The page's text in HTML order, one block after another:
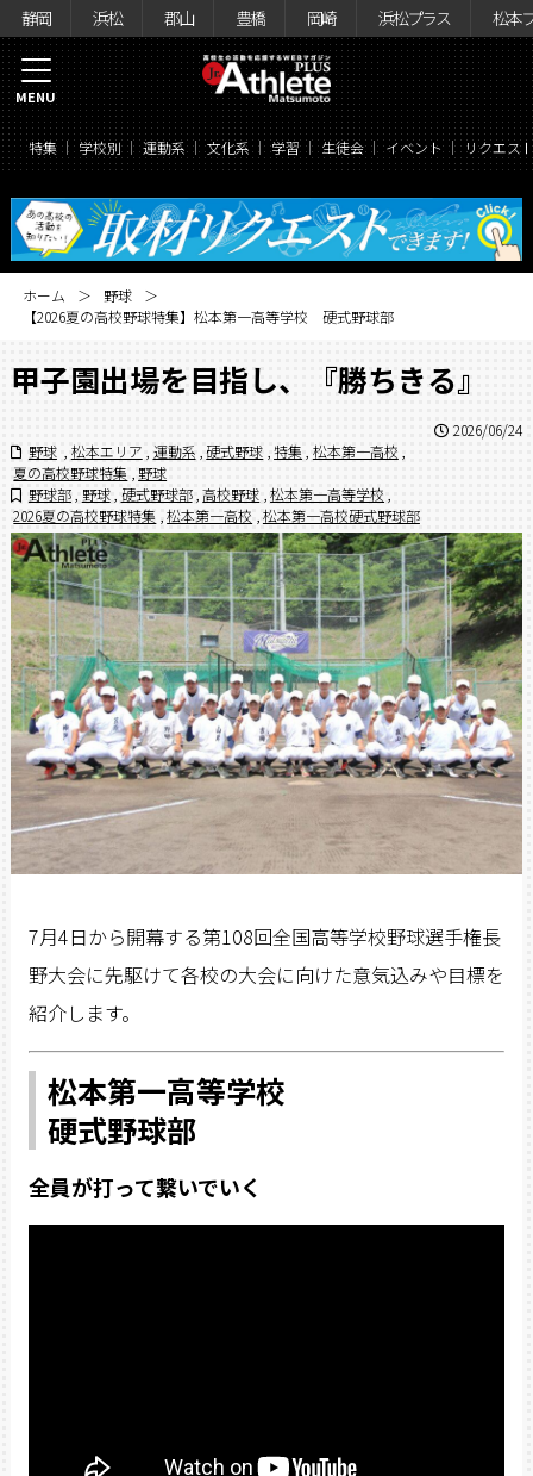
静岡 浜松 郡山 豊橋 岡崎 浜松プラス 松本
特集 学校別 運動系 文化系 学習 生徒会 イベント リクエス
MENU
ホーム
野球
【2026夏の高校野球特集】松本第一高等学校 硬式野球部
甲子園出場を目指し、『勝ちきる』
2026/06/24
野球
松本エリア 運動系 硬式野球 特集 松本第一高校
夏の高校野球特集
野球
野球部 野球 硬式野球部 高校野球 松本第一高等学校
2026夏の高校野球特集 ,松本第一高校 松本第一高校硬式野球部
7月4日から開幕する第108回全国高等学校野球選手権長
野大会に先駆けて各校の大会に向けた意気込みや目標を
紹介します。
松本第一高等学校
硬式野球部
全員が打って繋いでいく